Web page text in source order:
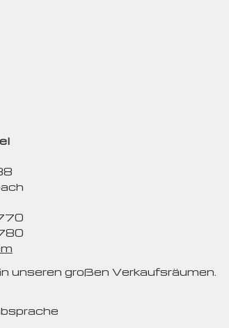
unseren großen Verkaufsräumen.